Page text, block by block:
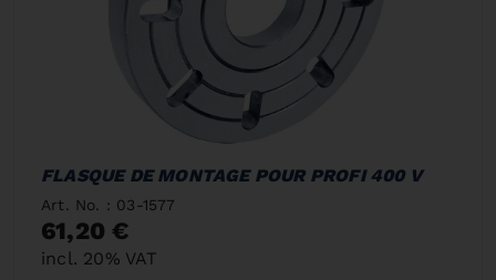
FLASQUE DE MONTAGE POUR PROFI 400 V
Art. No. : 03-1577
61,20 €
incl. 20% VAT